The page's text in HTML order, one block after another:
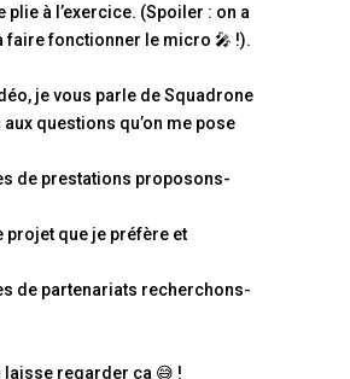
plie à l’exercice. (Spoiler : on a
faire fonctionner le micro 🎤 !).
je vous parle de Squadrone
questions qu’on me pose
de prestations proposons-
projet que je préfère et
de partenariats recherchons-
laisse regarder ça 😅 !